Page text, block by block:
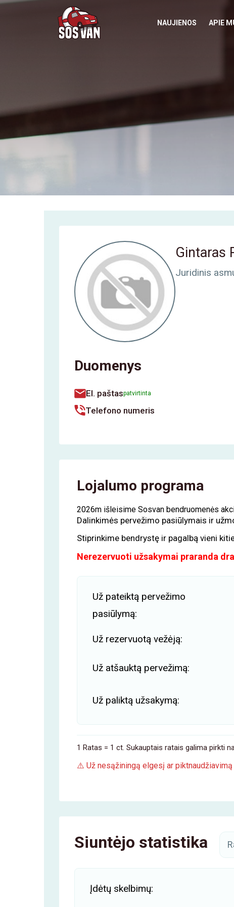
NAUJIENOS APIE
Gintaras
Juridinis
Duomenys
El. paštaspatvirtinta
Telefono numeris
Lojalumo programa
2026m išleisime Sosvan bendruomenės
Dalinkimės pervežimo pasiūlymais ir
Stiprinkime bendrystę ir pagalbą vieni
Nerezervuoti užsakymai praranda
Už pateiktą pervežimo
pasiūlymą:
Už rezervuotą vežėją:
Už atšauktą pervežimą:
Už paliktą užsakymą:
1 Ratas = 1 ct. Sukauptais ratais galima pirkti
⚠️ Už nesąžiningą elgesį ar
Siuntėjo statistika
Įdėtų skelbimų: